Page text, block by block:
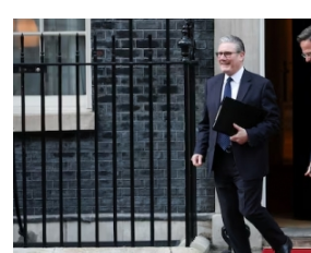
Xã hội chuyển động
Bước chân đến trường